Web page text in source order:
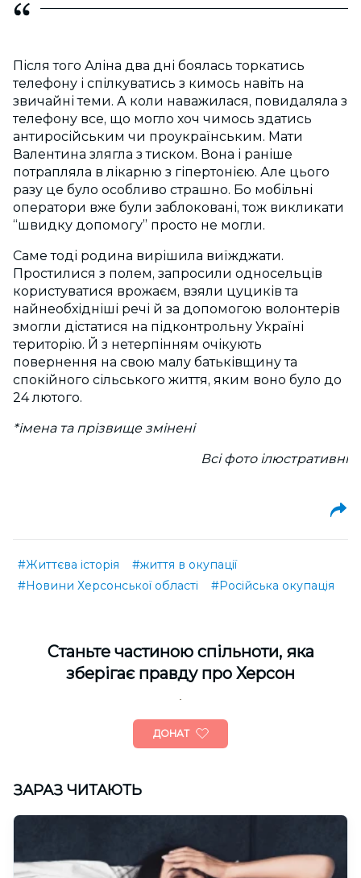
Після того Аліна два дні боялась торкатись
телефону і спілкуватись з кимось навіть на
звичайні теми. А коли наважилася, повидаляла з
телефону все, що могло хоч чимось здатись
антиросійським чи проукраїнським. Мати
Валентина злягла з тиском. Вона і раніше
потрапляла в лікарню з гіпертонією. Але цього
разу це було особливо страшно. Бо мобільні
оператори вже були заблоковані, тож викликати
“швидку допомогу” просто не могли.
Саме тоді родина вирішила виїжджати.
Простилися з полем, запросили односельців
користуватися врожаєм, взяли цуциків та
найнеобхідніші речі й за допомогою волонтерів
змогли дістатися на підконтрольну Україні
територію. Й з нетерпінням очікують
повернення на свою малу батьківщину та
спокійного сільського життя, яким воно було до
24 лютого.
*імена та прізвище змінені
Всі фото ілюстративні
#Життєва історія
#життя в окупації
#Новини Херсонської області
#Російська окупація
Cтаньте частиною спільноти, яка
зберігає правду про Херсон
ДОНАТ
ЗАРАЗ ЧИТАЮТЬ